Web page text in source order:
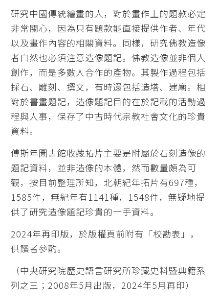
研究中國傳統繪畫的人，對於畫作上的題款必定
非常關心，因為只有題款能直接提供作者、年代
以及畫作內容的相關資料。同樣，研究佛教造像
者自然也必須注意造像題記。佛教造像並非個人
創作，而是多數人合作的產物。其製作過程包括
採石、雕刻、撰文，有時還包括造塔、建廟。相
對於書畫題記，造像題記目的在於記載的活動過
程與人事，保存了中古時代宗教社會文化的珍貴
資料。
傅斯年圖書館收藏拓片主要是附屬於石刻造像的
題記資料，並非造像的本體，然而數量頗為可
觀，按目前整理所知，北朝紀年拓片有697種，
1585件，無紀年有1141種，1548件，無疑地提
供了研究造像題記珍貴的一手資料。
2024年再印版，於版權頁前附有「校勘表」，
供讀者參酌。
（中央研究院歷史語言研究所珍藏史料暨典籍系
列之三；2008年5月出版，2024年5月再印）